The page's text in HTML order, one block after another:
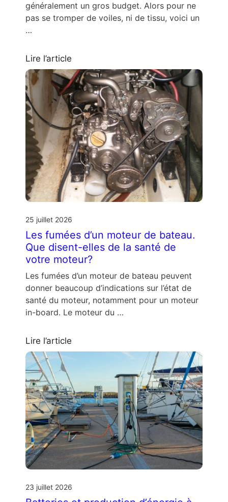
généralement un gros budget. Alors pour ne
pas se tromper de voiles, ni de tissu, voici un
…
Lire l’article
25 juillet 2026
Les fumées d’un moteur de bateau.
Que disent-elles de la santé de
votre moteur?
Les fumées d’un moteur de bateau peuvent
donner beaucoup d’indications sur l’état de
santé du moteur, notamment pour un moteur
in-board. Le moteur du …
Lire l’article
23 juillet 2026